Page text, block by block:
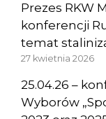
Prezes RKW
konferencji
temat
27 kwietnia 2026
25.04.26 –
Wyborów